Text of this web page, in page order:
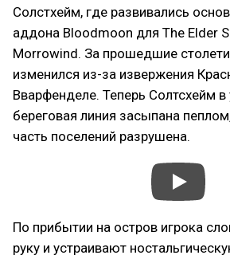
Солстхейм, где развивались
аддона Bloodmoon для The Elder
Morrowind. За прошедшие
изменился из-за извержения
Вварфенделе. Теперь Солтсхейм в
береговая линия засыпана
часть поселений разрушена.
По прибытии на остров игрока
руку и устраивают